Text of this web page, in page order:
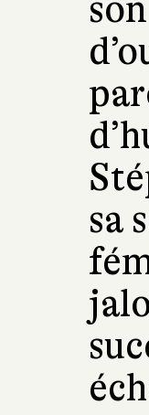
sa